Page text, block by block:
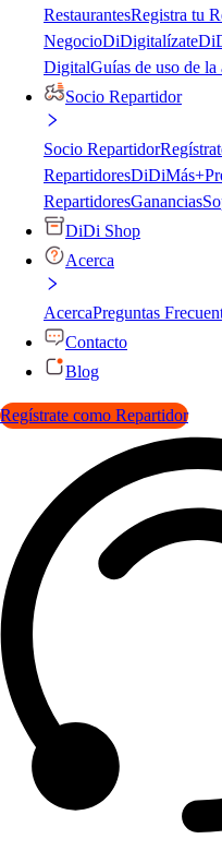
RestaurantesRegistra tu
NegocioDiDigitalízate
DigitalGuías de uso de la
Socio Repartidor
Socio Repartidor
RepartidoresDiDiMás+
RepartidoresGanancias
DiDi Shop
Acerca
AcercaPreguntas
Contacto
Blog
Regístrate como Repartidor